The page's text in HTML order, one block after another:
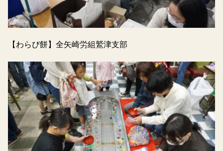
【わらび餅】全矢崎労組鷲津支部